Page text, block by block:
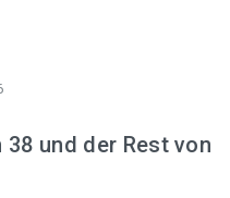
und der Rest von